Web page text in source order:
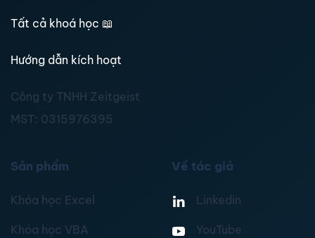
Tất cả khoá học 📖
Hướng dẫn kích hoạt
Công ty TNHH Zeitgeist
MST: 0315976395
Sản phẩm
Khóa học Excel
Khóa học VBA
Về tác giả
Linkedin
YouTube